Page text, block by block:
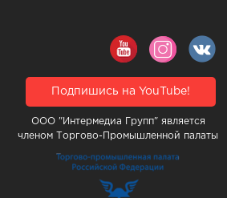
Подпишись на YouTube!
ООО "Интермедиа Групп" является
членом Торгово-Промышленной палаты